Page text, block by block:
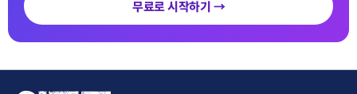
무료로 시작하기 →